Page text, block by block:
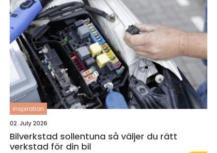
inspiration
02. July 2026
Bilverkstad sollentuna så väljer du rätt
verkstad för din bil